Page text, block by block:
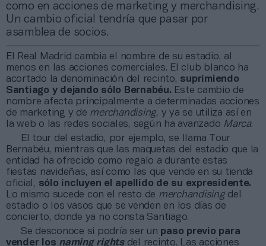
como en acciones de marketing y merchandising.
Un cambio oficial tendría que pasar por
asamblea de socios.
El Real Madrid cambia el nombre de su estadio, al
menos en las acciones comerciales. El club blanco ha
acortado la denominación del recinto, suprimiendo
Santiago y dejando sólo Bernabéu. Este cambio de
nombre afecta principalmente a determinadas acciones
de marketing y de merchandising, y ya se utiliza así en
la web o las redes sociales, según ha avanzado Marca.
El tour del estadio, por ejemplo, se llama Tour
Bernabéu, mientras que las maquetas del estadio que la
entidad ha ofrecido como regalo a durante estas
fiestas navideñas, así como las que vende en su tienda
oficial, sólo incluyen el apellido de su expresidente.
Lo mismo sucede con el resto de merchandising del
estadio o los vasos que se venden en los días de
concierto, donde ya no consta Santiago.
Se desconoce si podría ser un paso previo para
vender los naming rightsdel recinto. Las acciones